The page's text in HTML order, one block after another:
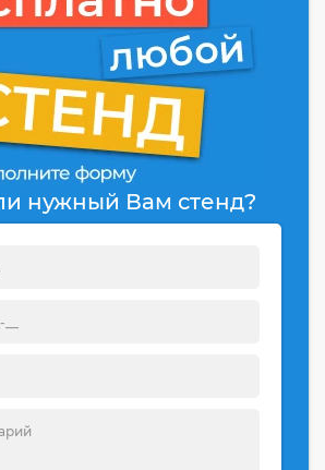
нужный Вам стенд?